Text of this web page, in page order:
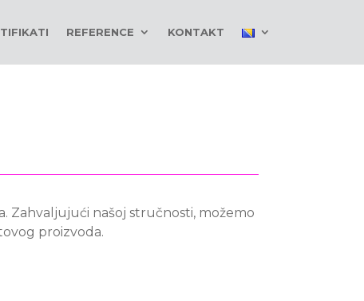
REFERENCE KONTAKT
Zahvaljujući našoj stručnosti, možemo
proizvoda.